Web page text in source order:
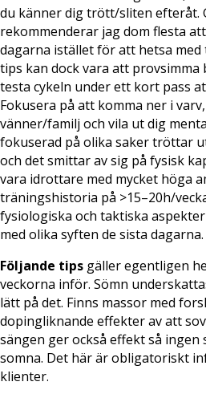
du känner dig trött/sliten efteråt.
rekommenderar jag dom flesta
dagarna istället för att hetsa
tips kan dock vara att provsimma
testa cykeln under ett kort pass
Fokusera på att komma ner i
vänner/familj och vila ut dig
fokuserad på olika saker tröttar
och det smittar av sig på fysisk
vara idrottare med mycket höga
träningshistoria på >15–20h/
fysiologiska och taktiska
med olika syften de sista dagarna.
Följande tips gäller egentligen
veckorna inför. Sömn
lätt på det. Finns massor med
dopingliknande effekter av att
sängen ger också effekt så ingen
somna. Det här är obligatoriskt
klienter.